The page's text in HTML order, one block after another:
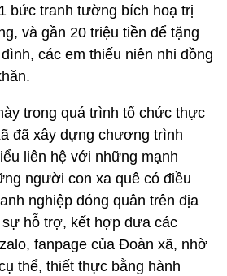
bức tranh tường bích hoạ trị
và gần 20 triệu tiền để tặng
các em thiếu niên nhi đồng
trong quá trình tổ chức thực
đã xây dựng chương trình
liên hệ với những mạnh
người con xa quê có điều
nghiệp đóng quân trên địa
sự hỗ trợ, kết hợp đưa các
fanpage của Đoàn xã, nhờ
thể, thiết thực bằng hành